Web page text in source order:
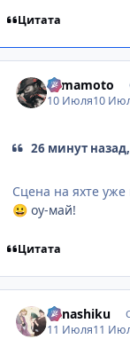
Цитата
Yamamoto
10 Июля10
26 минут
Сцена на яхте
😀 оу-май!
Цитата
Kanashiku
11 Июля11